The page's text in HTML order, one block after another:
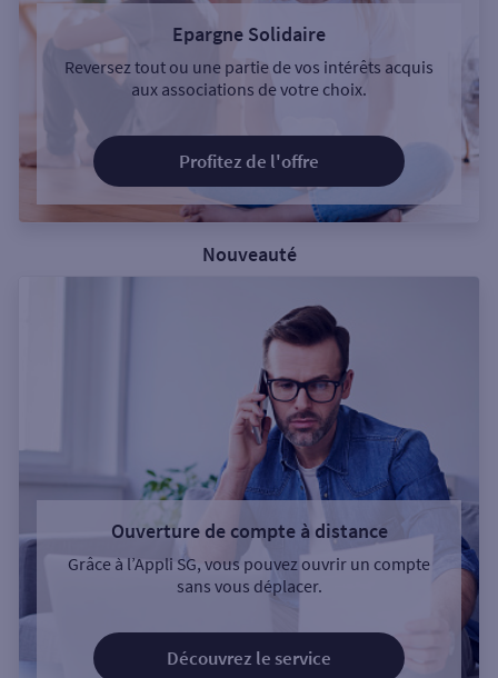
Epargne Solidaire
Reversez tout ou une partie de vos intérêts acquis
aux associations de votre choix.
Profitez de l'offre
Nouveauté
Ouverture de compte à distance
Grâce à l’Appli SG, vous pouvez ouvrir un compte
sans vous déplacer.
Découvrez le service